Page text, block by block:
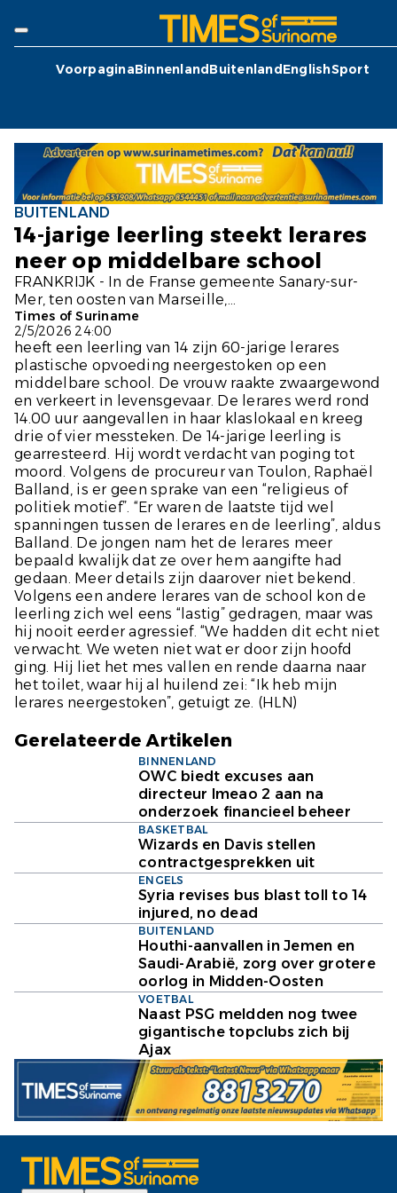
VoorpaginaBinnenlandBuitenlandEnglishSport
BUITENLAND
14-jarige leerling steekt lerares
neer op middelbare school
FRANKRIJK - In de Franse gemeente Sanary-sur-
Mer, ten oosten van Marseille,...
Times of Suriname
2/5/2026 24:00
heeft een leerling van 14 zijn 60-jarige lerares
plastische opvoeding neergestoken op een
middelbare school. De vrouw raakte zwaargewond
en verkeert in levensgevaar. De lerares werd rond
14.00 uur aangevallen in haar klaslokaal en kreeg
drie of vier messteken. De 14-jarige leerling is
gearresteerd. Hij wordt verdacht van poging tot
moord. Volgens de procureur van Toulon, Raphaël
Balland, is er geen sprake van een “religieus of
politiek motief”. “Er waren de laatste tijd wel
spanningen tussen de lerares en de leerling”, aldus
Balland. De jongen nam het de lerares meer
bepaald kwalijk dat ze over hem aangifte had
gedaan. Meer details zijn daarover niet bekend.
Volgens een andere lerares van de school kon de
leerling zich wel eens “lastig” gedragen, maar was
hij nooit eerder agressief. “We hadden dit echt niet
verwacht. We weten niet wat er door zijn hoofd
ging. Hij liet het mes vallen en rende daarna naar
het toilet, waar hij al huilend zei: “Ik heb mijn
lerares neergestoken”, getuigt ze. (HLN)
Gerelateerde Artikelen
BINNENLAND
OWC biedt excuses aan
directeur Imeao 2 aan na
onderzoek financieel beheer
BASKETBAL
Wizards en Davis stellen
contractgesprekken uit
ENGELS
Syria revises bus blast toll to 14
injured, no dead
BUITENLAND
Houthi-aanvallen in Jemen en
Saudi-Arabië, zorg over grotere
oorlog in Midden-Oosten
VOETBAL
Naast PSG meldden nog twee
gigantische topclubs zich bij
Ajax